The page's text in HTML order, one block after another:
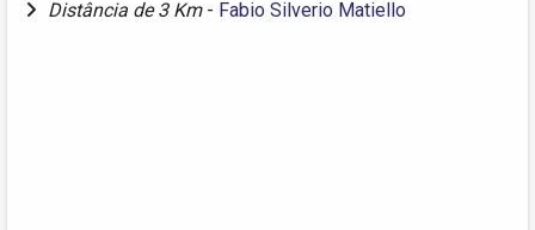
Distância de 3 Km - Fabio Silverio Matiello